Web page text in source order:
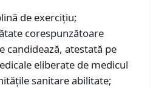
de exerciţiu;
corespunzătoare
candidează, atestată pe
eliberate de medicul
sanitare abilitate;